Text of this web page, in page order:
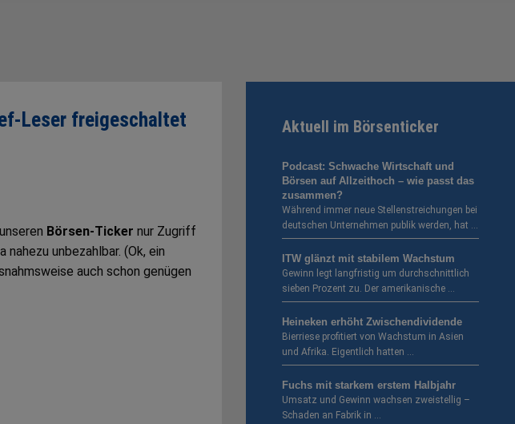
Leser freigeschaltet
Börsen-Ticker nur Zugriff
unbezahlbar. (Ok, ein
auch schon genügen
Aktuell im Börsenticker
Podcast: Schwache Wirtschaft und
Börsen auf Allzeithoch – wie passt das
zusammen?
Während immer neue Stellenstreichungen bei
deutschen Unternehmen publik werden, hat …
ITW glänzt mit stabilem Wachstum
Gewinn legt langfristig um durchschnittlich
sieben Prozent zu. Der amerikanische …
Heineken erhöht Zwischendividende
Bierriese profitiert von Wachstum in Asien
und Afrika. Eigentlich hatten …
Fuchs mit starkem erstem Halbjahr
Umsatz und Gewinn wachsen zweistellig –
Schaden an Fabrik in …